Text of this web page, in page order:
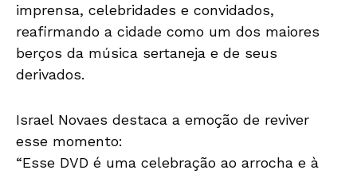
imprensa, celebridades e convidados,
reafirmando a cidade como um dos maiores
berços da música sertaneja e de seus
derivados.
Israel Novaes destaca a emoção de reviver
esse momento:
“Esse DVD é uma celebração ao arrocha e à